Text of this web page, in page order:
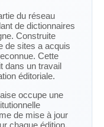
du réseau
de dictionnaires
Construite
de sites a acquis
Cette
dans un travail
éditoriale.
occupe une
de mise à jour
chaque édition.